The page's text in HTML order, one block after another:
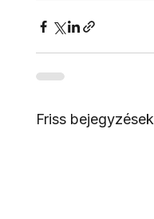
Friss bejegyzések